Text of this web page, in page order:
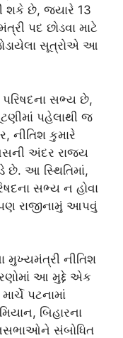
શકે છે, જ્યારે 13
પદ છોડવા માટે
સૂત્રોએ આ
પરિષદના સભ્ય છે,
પહેલાથી જ
નીતિશ કુમારે
અંદર રાજ્ય
છે. આ સ્થિતિમાં,
સભ્ય ન હોવા
રાજીનામું આપવું
મુખ્યમંત્રી નીતિશ
આ મુદ્દે એક
પટનામાં
બિહારના
સંબોધિત